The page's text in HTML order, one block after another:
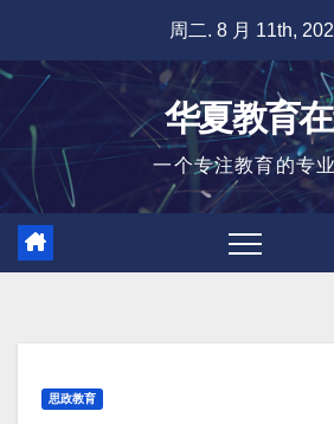
容
周二. 8 月 11th,
华夏教育
一个专注教育的专
思政教育